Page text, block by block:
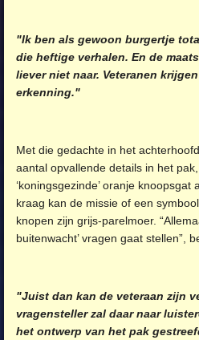
"Ik ben als gewoon burgertje
die heftige verhalen. En de
liever niet naar. Veteranen
erkenning."
Met die gedachte in het
aantal opvallende details in het
‘koningsgezinde’ oranje
kraag kan de missie of een
knopen zijn grijs-parelmoer.
buitenwacht’ vragen gaat stellen”,
"Juist dan kan de veteraan zijn
vragensteller zal daar naar
het ontwerp van het pak